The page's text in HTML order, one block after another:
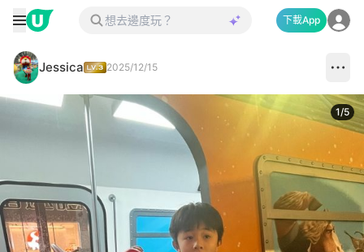
下載App
Jessica 2025/12/15
1/5